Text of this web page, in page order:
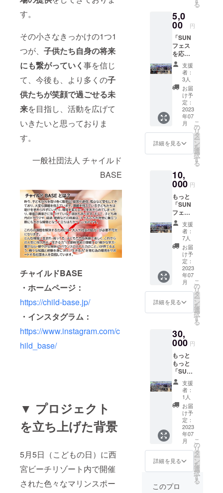
す。
その小さなきっかけの1つ1
つが、 子供たち自身の将来
にも繋がっていく 事を信じ
て、今後も、より多くの子
供たちが笑顔で過ごせる未
来を目指し、活動を広げて
いきたいと思っておりま
す。
一般社団法人 チャイルド
BASE
チャイルドBASE
・ホームページ：
https://child-base.jp/
・インスタグラム：
https://www.instagram.com/c
hild_base/
▼ プロジェクト
を立ち上げた背景
5月5日（こどもの日）に西
宮ビーチリゾート内で開催
された色々なマリンスポー
たちが社会
に巣立つ際
にも大きな
障壁となっ
て立ちはだ
かっている
のです。
これらの課
題を解決す
るためには
“大人や社会
の協力” が必
要不可欠に
どんな環境
に生まれ・
育っても、
子どもたち
が笑顔で楽
しく、これ
からの人生
え、“生きる
力”（文部科
学省の提唱
な学力・豊
やかな身
体」のバラ
ンスのとれ
た力のこ
と。）が持
てるよう、
様々な知識
と経験を身
につけ、“生
きる力”を育
む為の環境
をサポート
する社団法
人を目指し
ています。
礼の
メール
をお送
りいた
しま
す。
る
5,0
00 円
「SUN
フェス
を応援
した
い！」
もちろ
ん参加
して自
分も楽
しみた
い！と
いう方
向けの
プラン
です。
ご支援
いた方
には、
・イベ
ント当
日の入
場券（1
名様）
・イベ
ント当
日に
キッチ
ンカー
で使え
る商品
券（500
円分）
・チャ
礼の
メール
※イベン
ト当日
に受付
にてご
支援い
ただい
たこと
が分か
るメー
ル等を
受付で
ご提示
くださ
い。
おひと
チェッ
支援
者：
3人
お届
け予
定：
2023
年07
月
詳細を見る
こ
の
リ
タ
ー
ン
を
選
択
す
る
10,
000 円
もっと
「SUN
フェス
を応援
した
い！」
方向け
のプラ
援いた
だいた
方に
は、 ・
イベン
ト当日
の入場
様） ・
イベン
ト当日
にキッ
チン
カーで
使える
商品券
（1,000
円分）
・チャ
イルド
BASE
より感
謝のお
礼状 ※
イベン
にてご
支援
者：
7人
お届
け予
定：
2023
年07
月
詳細を見る
こ
の
リ
タ
ー
ン
を
選
択
す
る
30,
000 円
もっと
もっと
「SUN
フェス
を応援
した
い！」
プラン
ご支援
いただ
いた方
には、
・イベ
ント当
日の入
場券（5
名様）
・イベ
支援
者：
1人
お届
け予
定：
2023
年07
月
詳細を見る
こ
の
リ
タ
ー
ン
を
選
択
す
る
このプロ